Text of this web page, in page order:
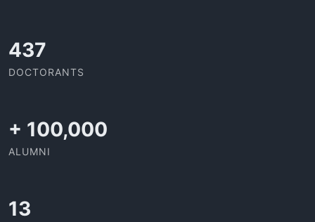
437
DOCTORANTS
+ 100,000
ALUMNI
13